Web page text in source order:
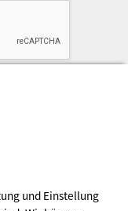
und Einstellung